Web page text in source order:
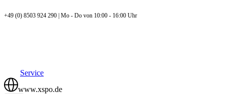
+49 (0) 8503 924 290 | Mo - Do von 10:00 - 16:00 Uhr
Service
www.xspo.de